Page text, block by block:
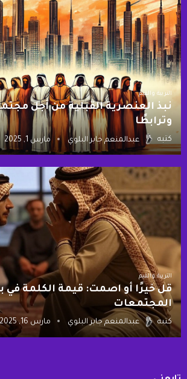
التربية والقيم
نبذ العنصرية القبلية من أجل
وترابطًا
كتبه عبدالمنعم جابر البلوي مارس 1, 2025
التربية والقيم
قل خيرًا أو اصمت: قيمة الكلمة في
المجتمعات
كتبه عبدالمنعم جابر البلوي مارس 16, 2025